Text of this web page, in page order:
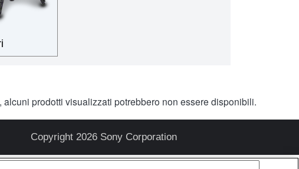
prodotti visualizzati potrebbero non essere disponibili.
Copyright 2026 Sony Corporation